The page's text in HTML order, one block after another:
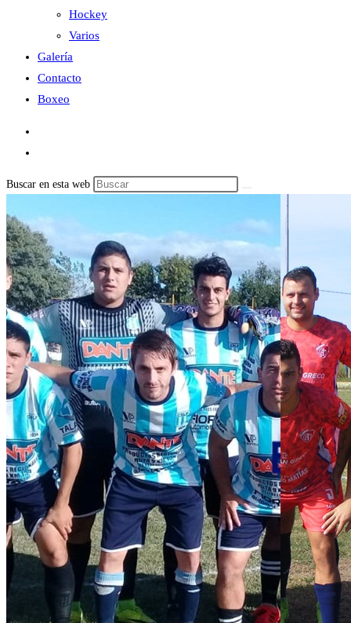
Hockey
Varios
Galería
Contacto
Boxeo
Buscar en esta web